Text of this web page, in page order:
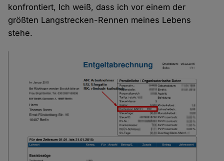
konfrontiert, Ich weiß, dass ich vor einem der
größten Langstrecken-Rennen meines Lebens
stehe.